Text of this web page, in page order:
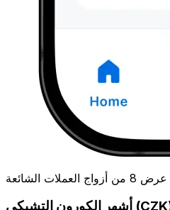
عرض 8 من أزواج العملات الشائعة